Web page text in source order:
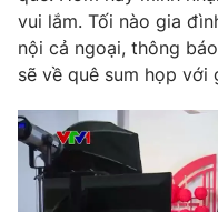
Giấy phép hoạt động báo
cấp ngày 29/12/2023
Tổng Biên tập:Vũ Thanh
Phó Tổng Biên tập:
Nguyễn Trọng Ninh
Tổng đài VTV:024.38 355
Ðiện thoại Thời báo VTV:
vui lắm. Tối nào gia
nội cả ngoại, thông
sẽ về quê sum họp với